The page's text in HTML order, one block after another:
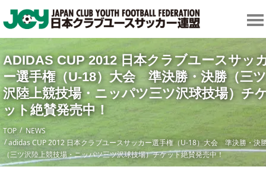
ADIDAS CUP 2012 日本クラブユースサッ
ー選手権（U-18）大会 準決勝・決勝（三ツ
沢陸上競技場・ニッパツ三ツ沢球技場）チ
ット絶賛発売中！
TOP
NEWS
adidas CUP 2012 日本クラブユースサッカー選手権（U-18）大会 準決勝・決
（三ツ沢陸上競技場・ニッパツ三ツ沢球技場）チケット絶賛発売中！